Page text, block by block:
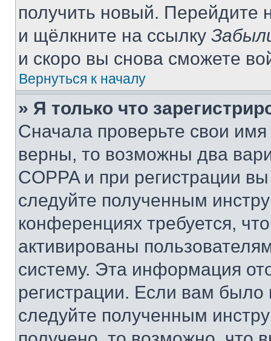
получить новый. Перейдите
и щёлкните на ссылку
и скоро вы снова сможете
Вернуться к началу
» Я только что
Сначала проверьте свои
верны, то возможны два
COPPA и при регистрации
следуйте полученным
конференциях требуется,
активированы
систему. Эта информация
регистрации. Если вам
следуйте полученным